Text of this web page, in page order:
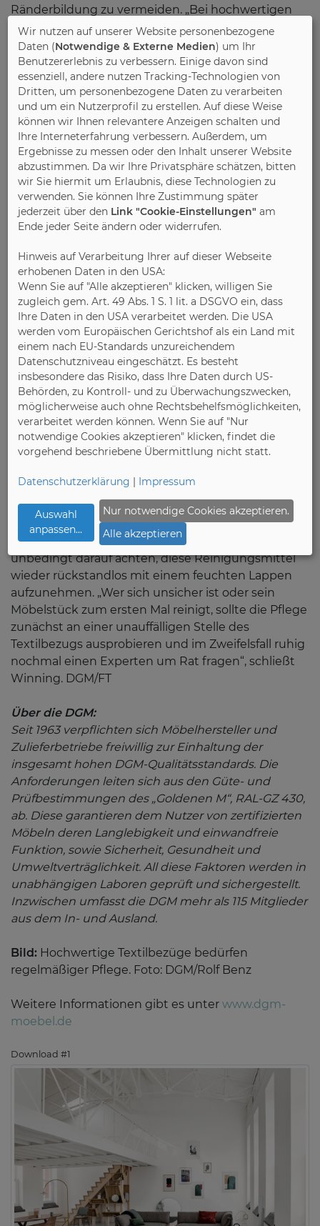
Ränderbildung zu vermeiden. „Bei hochwertigen
Möbeln besteht häufig auch die Möglichkeit, den
Textilbezug abzunehmen und in der
Waschmaschine zu reinigen. Der Verbraucher sollte
dabei auf die Produktinformationen achten und am
besten auch schon beim Kauf nach Reinigungs-
und Pflegetipps für sein Möbelstück fragen“,
empfiehlt Winning.
Tipps für die regelmäßige Textilpflege
Wer lange Freude an seinen neuen Stühlen oder
Polstermöbeln haben möchte, sollte beim Kauf auf
Qualität achten, muss aber seine Möbel im
Anschluss auch regelmäßig pflegen. „Mindestens
einmal pro Monat sollte die Textiloberfläche bei
geringer Saugstärke mit einer Polsterdüse
abgesaugt werden, denn schon kleine
Verunreinigungen können dafür sorgen, dass die
Textilfasern schneller verschleißen“, so der
Möbelexperte. Das kann passieren, wenn Staub,
Krümel & Co. zwischen Möbeloberfläche und Körper
mit Druck hin und her bewegt und die Textilien
dadurch gescheuert werden. Das Absaugen
kommt sowohl dem Möbelstück, als auch der
Kleidung zugute.
Für die weitere Auffrischung der natürlichen oder
feuchten (nicht tropfnassen) Fensterleder
vorsichtig in Strichrichtung abgewischt werden.
Wer hierbei ein wenig Neutralseife oder
Feinwaschmittel verwenden möchte, sollte
unbedingt darauf achten, diese Reinigungsmittel
wieder rückstandlos mit einem feuchten Lappen
aufzunehmen. „Wer sich unsicher ist oder sein
Möbelstück zum ersten Mal reinigt, sollte die Pflege
zunächst an einer unauffälligen Stelle des
Textilbezugs ausprobieren und im Zweifelsfall ruhig
nochmal einen Experten um Rat fragen“, schließt
Winning. DGM/FT
Über die DGM:
Seit 1963 verpflichten sich Möbelhersteller und
Zulieferbetriebe freiwillig zur Einhaltung der
insgesamt hohen DGM-Qualitätsstandards. Die
Anforderungen leiten sich aus den Güte- und
Prüfbestimmungen des „Goldenen M“, RAL-GZ 430,
ab. Diese garantieren dem Nutzer von zertifizierten
Möbeln deren Langlebigkeit und einwandfreie
Funktion, sowie Sicherheit, Gesundheit und
Umweltverträglichkeit. All diese Faktoren werden in
unabhängigen Laboren geprüft und sichergestellt.
Inzwischen umfasst die DGM mehr als 115 Mitglieder
aus dem In- und Ausland.
Bild: Hochwertige Textilbezüge bedürfen
regelmäßiger Pflege. Foto: DGM/Rolf Benz
Weitere Informationen gibt es unter www.dgm-
moebel.de
Download #1
Wir nutzen auf unserer Website personenbezogene
Daten (Notwendige & Externe Medien) um Ihr
Benutzererlebnis zu verbessern. Einige davon sind
essenziell, andere nutzen Tracking-Technologien von
Dritten, um personenbezogene Daten zu verarbeiten
und um ein Nutzerprofil zu erstellen. Auf diese Weise
können wir Ihnen relevantere Anzeigen schalten und
Ihre Interneterfahrung verbessern. Außerdem, um
Ergebnisse zu messen oder den Inhalt unserer Website
abzustimmen. Da wir Ihre Privatsphäre schätzen, bitten
wir Sie hiermit um Erlaubnis, diese Technologien zu
verwenden. Sie können Ihre Zustimmung später
jederzeit über den Link "Cookie-Einstellungen" am
Ende jeder Seite ändern oder widerrufen.
Hinweis auf Verarbeitung Ihrer auf dieser Webseite
erhobenen Daten in den USA:
Wenn Sie auf "Alle akzeptieren" klicken, willigen Sie
zugleich gem. Art. 49 Abs. 1 S. 1 lit. a DSGVO ein, dass
Ihre Daten in den USA verarbeitet werden. Die USA
werden vom Europäischen Gerichtshof als ein Land mit
einem nach EU-Standards unzureichendem
Datenschutzniveau eingeschätzt. Es besteht
insbesondere das Risiko, dass Ihre Daten durch US-
Behörden, zu Kontroll- und zu Überwachungszwecken,
möglicherweise auch ohne Rechtsbehelfsmöglichkeiten,
verarbeitet werden können. Wenn Sie auf "Nur
notwendige Cookies akzeptieren" klicken, findet die
vorgehend beschriebene Übermittlung nicht statt.
Datenschutzerklärung | Impressum
Auswahl
anpassen...
Nur notwendige Cookies akzeptieren.
Alle akzeptieren